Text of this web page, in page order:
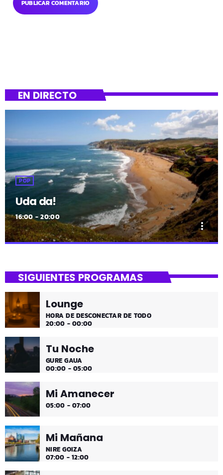
EN DIRECTO
POP
Uda da!
16:00 - 20:00
more_vert
¡Toda la música!
¡Toda la música!
SIGUIENTES PROGRAMAS
Lounge
HORA DE DESCONECTAR DE TODO
20:00 - 00:00
Tu Noche
GURE GAUA
00:00 - 05:00
Mi Amanecer
05:00 - 07:00
Mi Mañana
NIRE GOIZA
07:00 - 12:00